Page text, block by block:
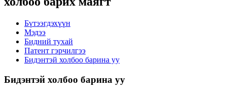
Бүтээгдэхүүн
Мэдээ
Бидний тухай
Патент гэрчилгээ
Бидэнтэй холбоо барина уу
Бидэнтэй холбоо барина уу